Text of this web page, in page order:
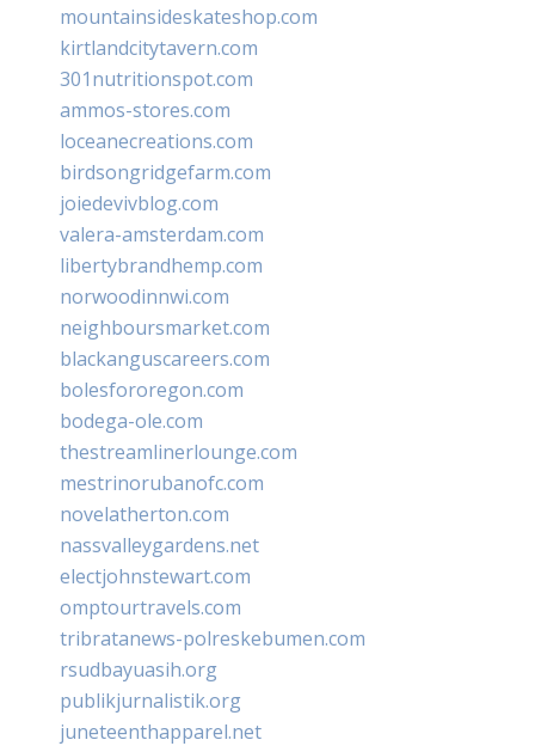
mountainsideskateshop.com
kirtlandcitytavern.com
301nutritionspot.com
ammos-stores.com
loceanecreations.com
birdsongridgefarm.com
joiedevivblog.com
valera-amsterdam.com
libertybrandhemp.com
norwoodinnwi.com
neighboursmarket.com
blackanguscareers.com
bolesfororegon.com
bodega-ole.com
thestreamlinerlounge.com
mestrinorubanofc.com
novelatherton.com
nassvalleygardens.net
electjohnstewart.com
omptourtravels.com
tribratanews-polreskebumen.com
rsudbayuasih.org
publikjurnalistik.org
juneteenthapparel.net